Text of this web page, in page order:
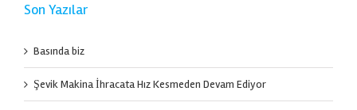
Son Yazılar
Basında biz
Şevik Makina İhracata Hız Kesmeden Devam Ediyor